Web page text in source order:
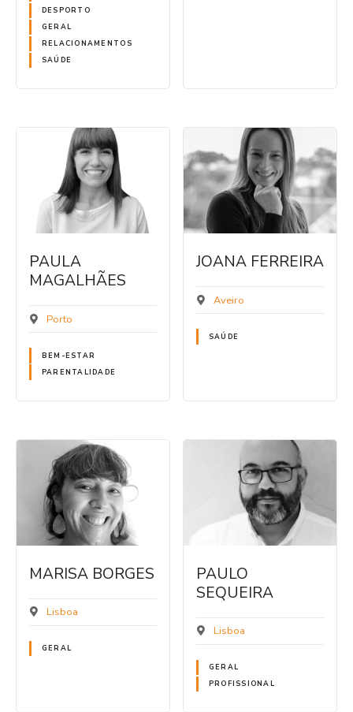
DESPORTO
GERAL
RELACIONAMENTOS
SAÚDE
PAULA
MAGALHÃES
Porto
BEM-ESTAR
PARENTALIDADE
JOANA FERREIRA
Aveiro
SAÚDE
MARISA BORGES
Lisboa
GERAL
PAULO
SEQUEIRA
Lisboa
GERAL
PROFISSIONAL